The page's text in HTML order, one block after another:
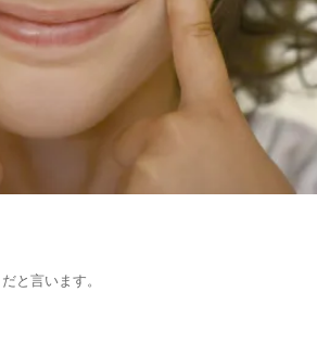
と言います。